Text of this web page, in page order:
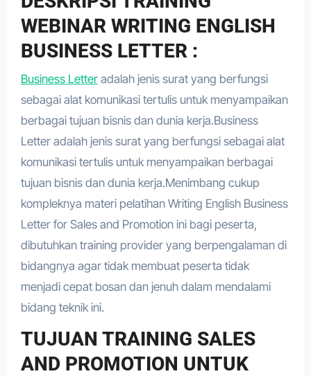
WEBINAR WRITING ENGLISH
BUSINESS LETTER :
Business Letteradalah jenis surat yang berfungsi
sebagai alat komunikasi tertulis untuk menyampaikan
berbagai tujuan bisnis dan dunia kerja.Business
Letter adalah jenis surat yang berfungsi sebagai alat
komunikasi tertulis untuk menyampaikan berbagai
tujuan bisnis dan dunia kerja.Menimbang cukup
kompleknya materi pelatihan Writing English Business
Letter for Sales and Promotion ini bagi peserta,
dibutuhkan training provider yang berpengalaman di
bidangnya agar tidak membuat peserta tidak
menjadi cepat bosan dan jenuh dalam mendalami
bidang teknik ini.
TUJUAN TRAINING SALES
AND PROMOTION UNTUK